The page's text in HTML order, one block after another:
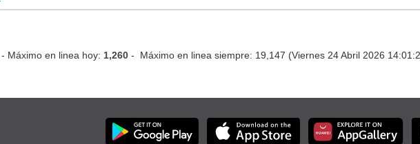
Máximo en linea hoy: 1,260 - Máximo en linea siempre: 19,147 (Viernes 24 Abril 2026